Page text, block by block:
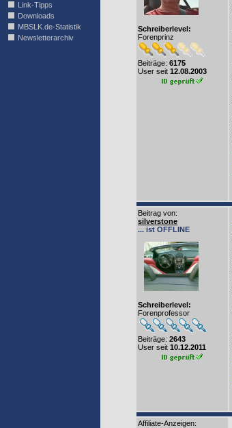
Link-Tipps
Downloads
MBSLK.de-Statistik
Newsletterarchiv
Schreiberlevel:
Forenprinz
Beiträge: 6175
User seit 12.08.2003
Beitrag von:
silverstone
... ist OFFLINE
Schreiberlevel:
Forenprofessor
Beiträge: 2643
User seit 10.12.2011
Affiliate-Anzeigen: